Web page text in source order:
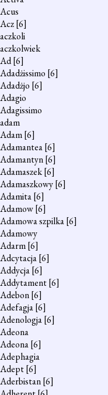
Acus
Acz[6]
aczkoli
aczkolwiek
Ad[6]
Adadżissimo [6]
Adadżjo [6]
Adagio
Adagissimo
adam
Adam[6]
Adamantea[6]
Adamantyn[6]
Adamaszek[6]
Adamaszkowy[6]
Adamita[6]
Adamow[6]
Adamowa szpilka[6]
Adamowy
Adarm[6]
Adcytacja[6]
Addycja[6]
Addytament[6]
Adebon[6]
Adefagja[6]
Adenologja[6]
Adeona
Adeona[6]
Adephagia
Adept[6]
Aderbistan[6]